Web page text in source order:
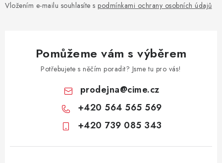
Vložením e-mailu souhlasíte s podmínkami ochrany osobních údajů
Pomůžeme vám s výběrem
Potřebujete s něčím poradit? Jsme tu pro vás!
prodejna@cime.cz
+420 564 565 569
+420 739 085 343